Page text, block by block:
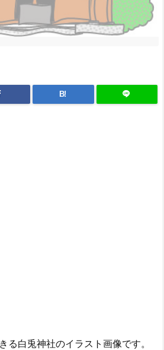
B!
る白兎神社のイラスト画像です。